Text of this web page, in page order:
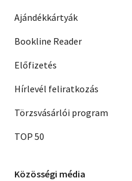
Ajándékkártyák
Bookline Reader
Előfizetés
Hírlevél feliratkozás
Törzsvásárlói program
TOP 50
Közösségi média